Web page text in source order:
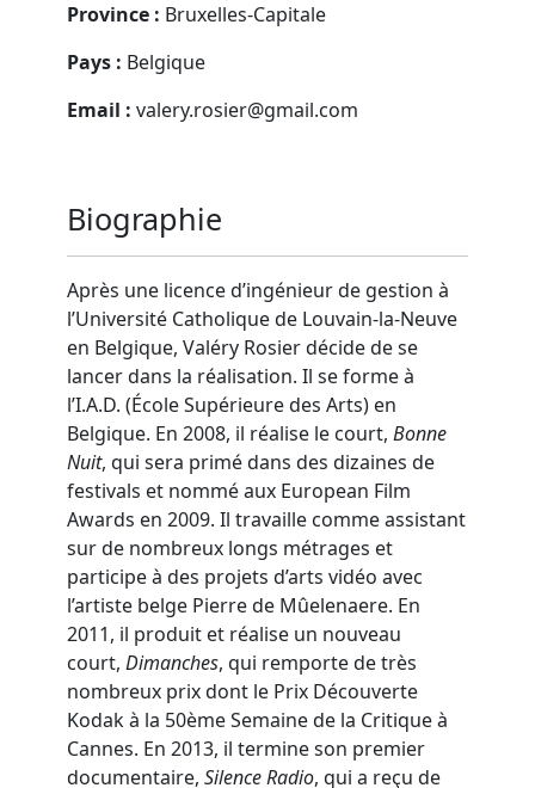
Province : Bruxelles-Capitale
Pays : Belgique
Email : valery.rosier@gmail.com
Biographie
Après une licence d’ingénieur de gestion à
l’Université Catholique de Louvain-la-Neuve
en Belgique, Valéry Rosier décide de se
lancer dans la réalisation. Il se forme à
l’I.A.D. (École Supérieure des Arts) en
Belgique. En 2008, il réalise le court, Bonne
Nuit, qui sera primé dans des dizaines de
festivals et nommé aux European Film
Awards en 2009. Il travaille comme assistant
sur de nombreux longs métrages et
participe à des projets d’arts vidéo avec
l’artiste belge Pierre de Mûelenaere. En
2011, il produit et réalise un nouveau
court, Dimanches, qui remporte de très
nombreux prix dont le Prix Découverte
Kodak à la 50ème Semaine de la Critique à
Cannes. En 2013, il termine son premier
documentaire, Silence Radio, qui a reçu de